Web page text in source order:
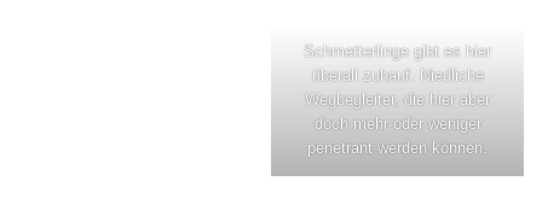
Schmetterlinge gibt es hier
überall zuhauf. Niedliche
Wegbegleiter, die hier aber
doch mehr oder weniger
penetrant werden können.